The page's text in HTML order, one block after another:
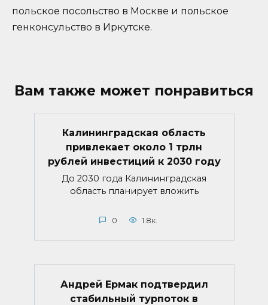
польское посольство в Москве и польское
генконсульство в Иркутске.
Вам также может понравиться
Калининградская область
привлекает около 1 трлн
рублей инвестиций к 2030 году
До 2030 года Калининградская
область планирует вложить
0 1.8к.
Андрей Ермак подтвердил
стабильный турпоток в